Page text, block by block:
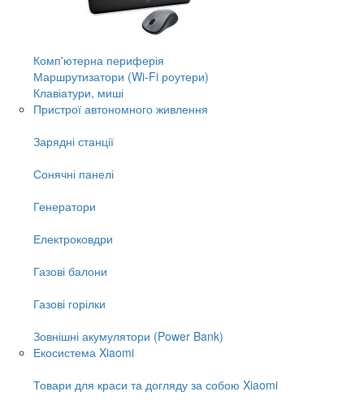
Комп'ютерна периферія
Маршрутизатори (Wi-Fi роутери)
Клавіатури, миші
Пристрої автономного живлення
Зарядні станції
Сонячні панелі
Генератори
Електроковдри
Газові балони
Газові горілки
Зовнішні акумулятори (Power Bank)
Екосистема Xiaomi
Товари для краси та догляду за собою Xiaomi